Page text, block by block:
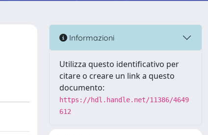
Informazioni
Utilizza questo identificativo per
citare o creare un link a questo
documento:
https://hdl.handle.net/11386/4649
612